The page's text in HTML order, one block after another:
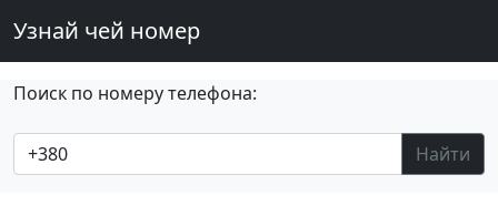
Узнай чей номер
Поиск по номеру телефона:
Найти